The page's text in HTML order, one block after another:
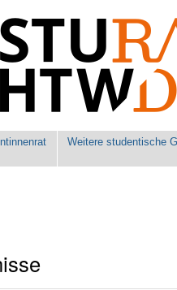
Weitere studentische